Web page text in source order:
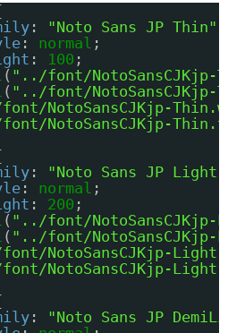
: "Noto Sans JP Thin"
: normal ;
: 100 ;
( "../font/NotoSansCJKjp-
( "../font/
NotoSansCJKjp-
NotoSansCJKjp-
: "Noto Sans JP Light"
: normal ;
: 200 ;
( "../font/
( "../font/
NotoSansCJKjp-
NotoSansCJKjp-
: "Noto Sans JP